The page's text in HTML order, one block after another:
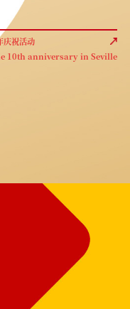
庆祝活动
10th anniversary in Seville